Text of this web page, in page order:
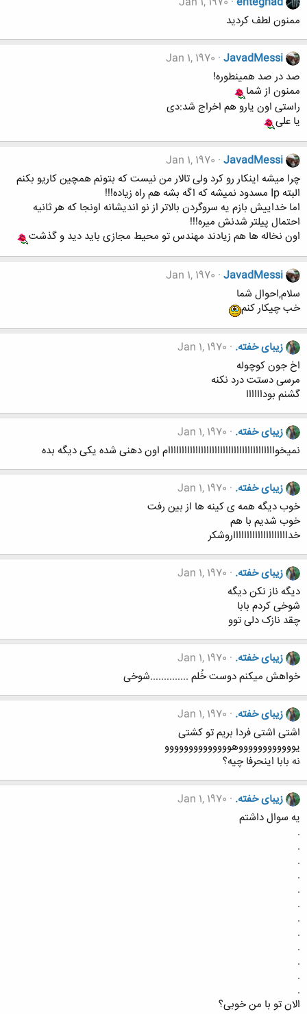
ممنون لطف کردید
JavadMessi
Jan 1, 1970
صد در صد همینطوره!
ممنون از شما
راستی اون یارو هم اخراج شد:دی
یا علی
JavadMessi
Jan 1, 1970
چرا میشه اینکار رو کرد ولی تالار من نیست که بتونم همچین کاریو بکنم
البته Ip مسدود نمیشه که اگه بشه هم راه زیاده!!!
اما خداییش بازم یه سروگردن بالاتر از نو اندیشانه اونجا که هر ثانیه
احتمال پیلتر شدنش میره!!!
اون نخاله ها هم زیادند مهندس تو محیط مجازی باید دید و گذشت
JavadMessi
Jan 1, 1970
سلام,احوال شما
خب چیکار کنم
زیبای خفته. Jan 1, 1970
اخ جون کوچوله
مرسی دستت درد نکنه
گشنم بوداااااا
زیبای خفته. Jan 1, 1970
نمیخوااااااااااااااااااااااااااااااااااااااام اون دهنی شده یکی دیگه بده
زیبای خفته. Jan 1, 1970
خوب دیگه همه ی کینه ها از بین رفت
خوب شدیم با هم
خدااااااااااااااااااااروشکر
زیبای خفته. Jan 1, 1970
دیگه ناز نکن دیگه
شوخی کردم بابا
چقد نازک دلی توو
زیبای خفته. Jan 1, 1970
خواهش میکنم دوست خُلم ..............شوخی
زیبای خفته. Jan 1, 1970
اشتی اشتی فردا بریم تو کشتی
یووووووووووووهوووووووووووووو
نه بابا اینحرفا چیه؟
زیبای خفته. Jan 1, 1970
یه سوال داشتم
.
.
.
.
.
.
.
.
.
.
.
.
الان تو با من خوبی؟